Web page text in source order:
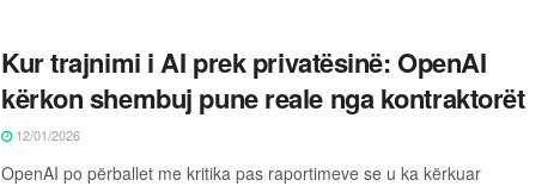
Kur trajnimi i AI prek privatësinë: OpenAI
kërkon shembuj pune reale nga kontraktorët
12/01/2026
OpenAI po përballet me kritika pas raportimeve se u ka kërkuar